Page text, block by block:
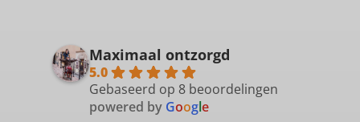
Maximaal ontzorgd
5.0
Gebaseerd op 8 beoordelingen
powered by Google